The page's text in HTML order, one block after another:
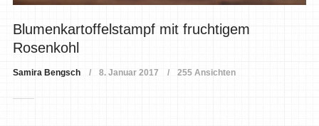
Blumenkartoffelstampf mit fruchtigem
Rosenkohl
Samira Bengsch 8. Januar 2017 255 Ansichten